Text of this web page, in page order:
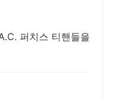
퍼치스 티핸들을